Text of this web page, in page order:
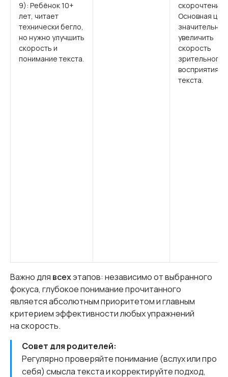
9): Ребёнок 10+
лет, читает
технически бегло,
но нужно улучшить
скорость и
понимание текста.
скорочтения.
Основная
значительно
увеличить
скорость
зрительного
восприятия
текста.
Важно для всехэтапов: независимо от выбранного
фокуса, глубокое понимание прочитанного
является абсолютным приоритетом и главным
критерием эффективности любых упражнений
на скорость.
Совет для родителей:
Регулярно проверяйте понимание (вслух или про
себя) смысла текста и корректируйте подход,